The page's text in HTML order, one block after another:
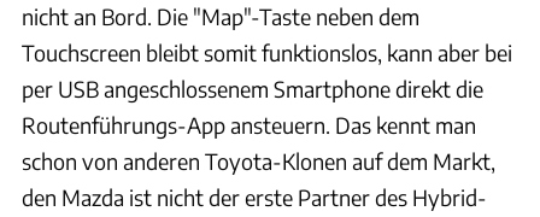
nicht an Bord. Die "Map"-Taste neben dem
Touchscreen bleibt somit funktionslos, kann aber bei
per USB angeschlossenem Smartphone direkt die
Routenführungs-App ansteuern. Das kennt man
schon von anderen Toyota-Klonen auf dem Markt,
den Mazda ist nicht der erste Partner des Hybrid-